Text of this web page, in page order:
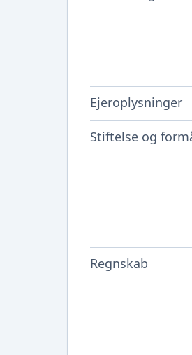
Ejeroplysninger
Stiftelse og
Regnskab